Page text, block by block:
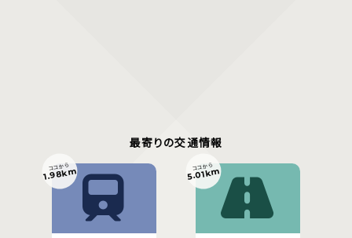
最寄りの交通情報
ココから
1.98km ココから
5.01km